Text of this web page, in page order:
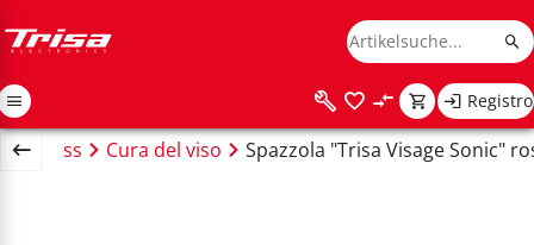
Registro
Cura del viso Spazzola "Trisa Visage Sonic"